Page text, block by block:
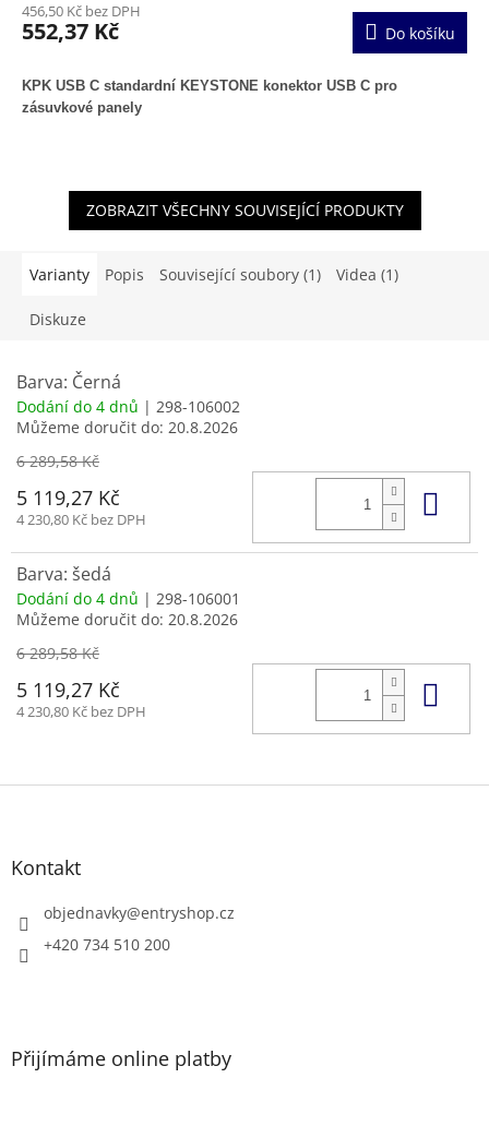
456,50 Kč bez DPH
552,37 Kč Do košíku
KPK USB C standardní KEYSTONE konektor USB C pro
zásuvkové panely
ZOBRAZIT VŠECHNY SOUVISEJÍCÍ PRODUKTY
Varianty Popis Související soubory (1) Videa (1)
Diskuze
Barva: Černá
Dodání do 4 dnů | 298-106002
Můžeme doručit do: 20.8.2026
6 289,58 Kč
5 119,27 Kč
4 230,80 Kč bez DPH
Barva: šedá
Dodání do 4 dnů | 298-106001
Můžeme doručit do: 20.8.2026
6 289,58 Kč
5 119,27 Kč
4 230,80 Kč bez DPH
Z
Kontakt
objednavky@entryshop.cz
+420 734 510 200
Přijímáme online platby